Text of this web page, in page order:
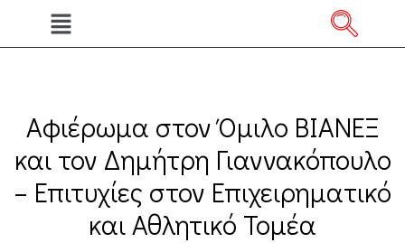
Αφιέρωμα στον Όμιλο ΒΙΑΝΕΞ
και τον Δημήτρη Γιαννακόπουλο
– Επιτυχίες στον Επιχειρηματικό
και Αθλητικό Τομέα